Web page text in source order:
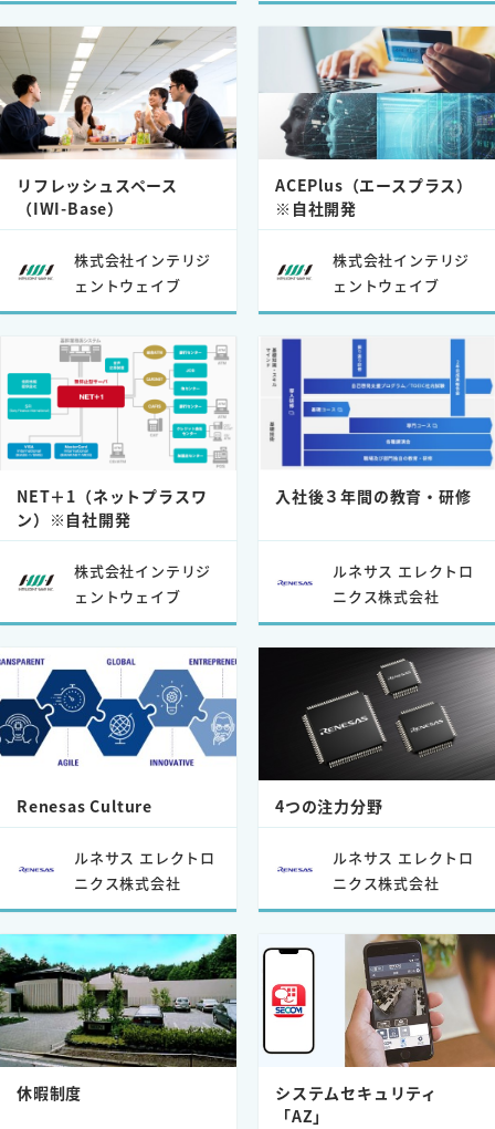
リフレッシュスペース
（IWI-Base）
株式会社インテリジ
ェントウェイブ
ACEPlus（エースプラス）
※自社開発
株式会社インテリジ
ェントウェイブ
NET＋1（ネットプラスワ
ン）※自社開発
株式会社インテリジ
ェントウェイブ
入社後３年間の教育・研修
ルネサス エレクトロ
ニクス株式会社
Renesas Culture
ルネサス エレクトロ
ニクス株式会社
4つの注力分野
ルネサス エレクトロ
ニクス株式会社
休暇制度
システムセキュリティ
「AZ」